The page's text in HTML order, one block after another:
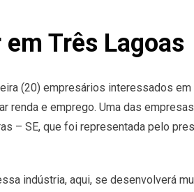
Três Lagoas
(20) empresários interessados
renda e emprego. Uma das
– SE, que foi representada pelo
indústria, aqui, se desenvolverá